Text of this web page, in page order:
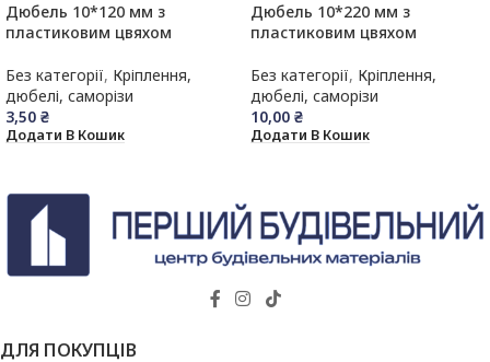
Дюбель 10*120 мм з
пластиковим цвяхом
Без категорії, Кріплення,
дюбелі, саморізи
3,50 ₴
Додати В Кошик
Дюбель 10*220 мм з
пластиковим цвяхом
Без категорії, Кріплення,
дюбелі, саморізи
10,00 ₴
Додати В Кошик
ДЛЯ ПОКУПЦІВ